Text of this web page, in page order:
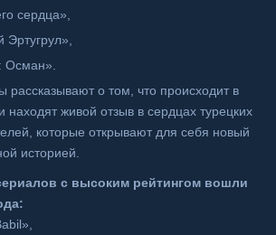
сердца»,
Осман».
о том, что происходит в
находят живой отзыв в сердцах турецких
которые открывают для себя новый
историей.
с высоким рейтингом вошли